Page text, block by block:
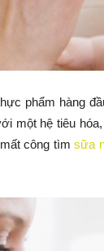
phẩm hàng
một hệ tiêu
công tìmsữa